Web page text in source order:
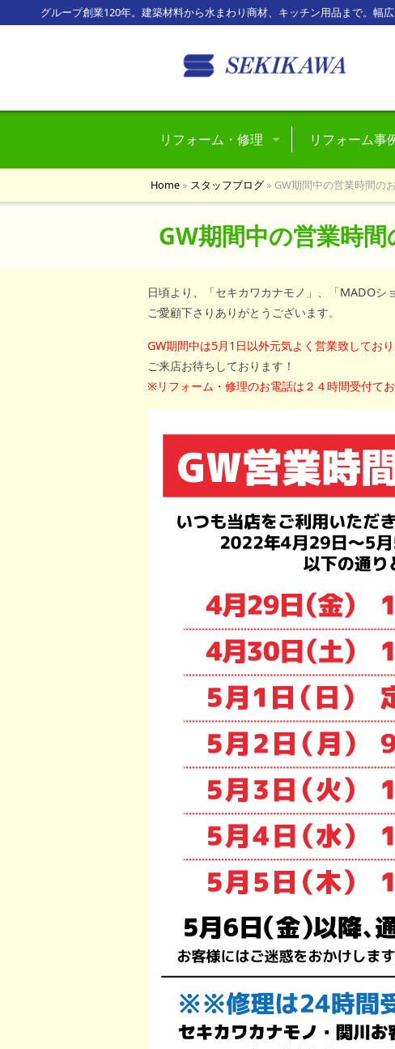
グループ創業120年。建築材料から水まわり商材、キッチン用品まで。幅
リフォーム・修理
水回りのトラブル
玄関回りのトラブル
窓関係のトラブル
車庫・カーポートのトラブル
フェンス・門扉のトラブル
屋根・外壁のトラブル
その他のトラブル
リフォーム事
Home » スタッフブログ » GW期間中の営業時間の
GW期間中の営業時
日頃より、「セキカワカナモノ」、「MADOシ
ご愛顧下さりありがとうございます。
GW期間中は5月1日以外元気よく営業致しており
ご来店お待ちしております！
※リフォーム・修理のお電話は２４時間受付て